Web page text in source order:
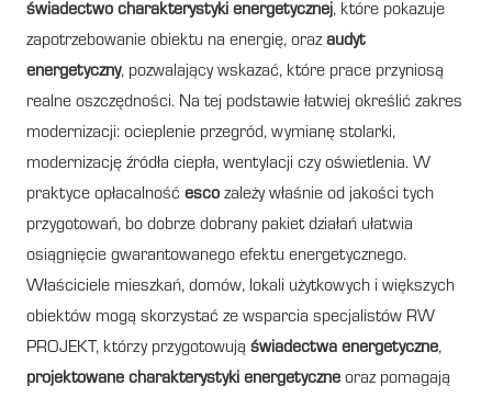
świadectwo charakterystyki energetycznej, które pokazuje
zapotrzebowanie obiektu na energię, oraz audyt
energetyczny, pozwalający wskazać, które prace przyniosą
realne oszczędności. Na tej podstawie łatwiej określić zakres
modernizacji: ocieplenie przegród, wymianę stolarki,
modernizację źródła ciepła, wentylacji czy oświetlenia. W
praktyce opłacalność esco zależy właśnie od jakości tych
przygotowań, bo dobrze dobrany pakiet działań ułatwia
osiągnięcie gwarantowanego efektu energetycznego.
Właściciele mieszkań, domów, lokali użytkowych i większych
obiektów mogą skorzystać ze wsparcia specjalistów RW
PROJEKT, którzy przygotowują świadectwa energetyczne,
projektowane charakterystyki energetyczne oraz pomagają